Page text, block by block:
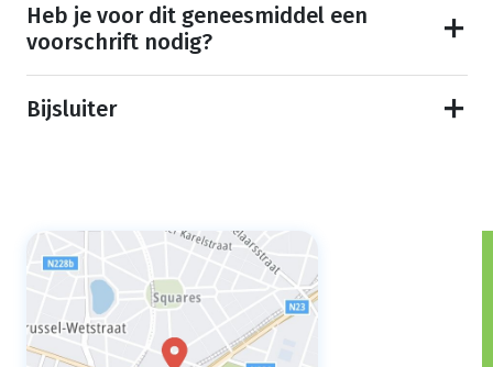
Heb je voor dit geneesmiddel een
voorschrift nodig?
Bijsluiter